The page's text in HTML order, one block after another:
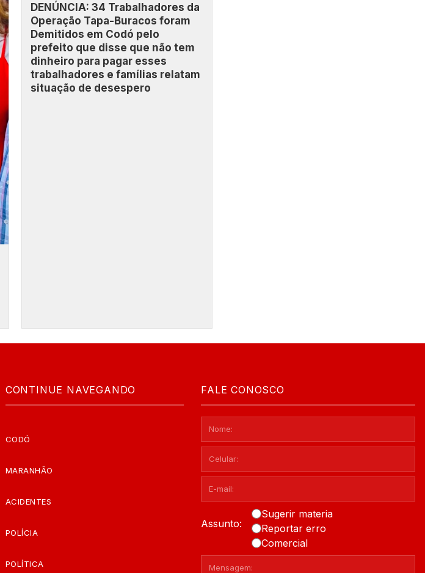
DENÚNCIA: 34 Trabalhadores da
Operação Tapa-Buracos foram
Demitidos em Codó pelo
prefeito que disse que não tem
dinheiro para pagar esses
trabalhadores e famílias relatam
situação de desespero
CONTINUE NAVEGANDO
CODÓ
MARANHÃO
ACIDENTES
POLÍCIA
POLÍTICA
FALE CONOSCO
Assunto:
Sugerir materia
Reportar erro
Comercial